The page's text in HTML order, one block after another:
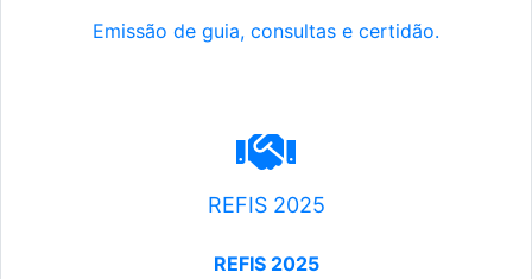
Emissão de guia, consultas e certidão.
REFIS 2025
REFIS 2025